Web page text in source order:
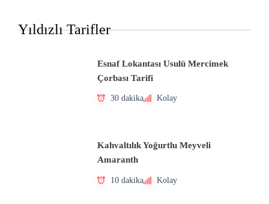
Yıldızlı Tarifler
Esnaf Lokantası Usulü Mercimek
Çorbası Tarifi
30 dakika Kolay
Kahvaltılık Yoğurtlu Meyveli
Amaranth
10 dakika Kolay